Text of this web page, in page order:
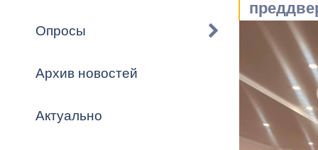
городского
Владикавказ
Программа
Формы
График
Опросы
Архив новостей
Актуально